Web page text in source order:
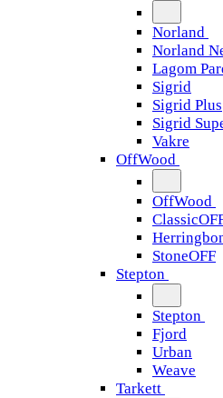
Norland
Norland
Lagom
Sigrid
Sigrid Plus
Sigrid
Vakre
OffWood
OffWood
StoneOFF
Stepton
Stepton
Fjord
Urban
Weave
Tarkett